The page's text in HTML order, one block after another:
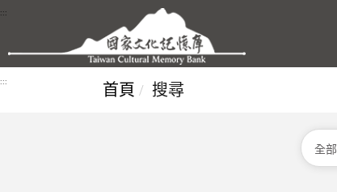
跳到主要內容區塊
:::
::: 首頁 搜尋
分類